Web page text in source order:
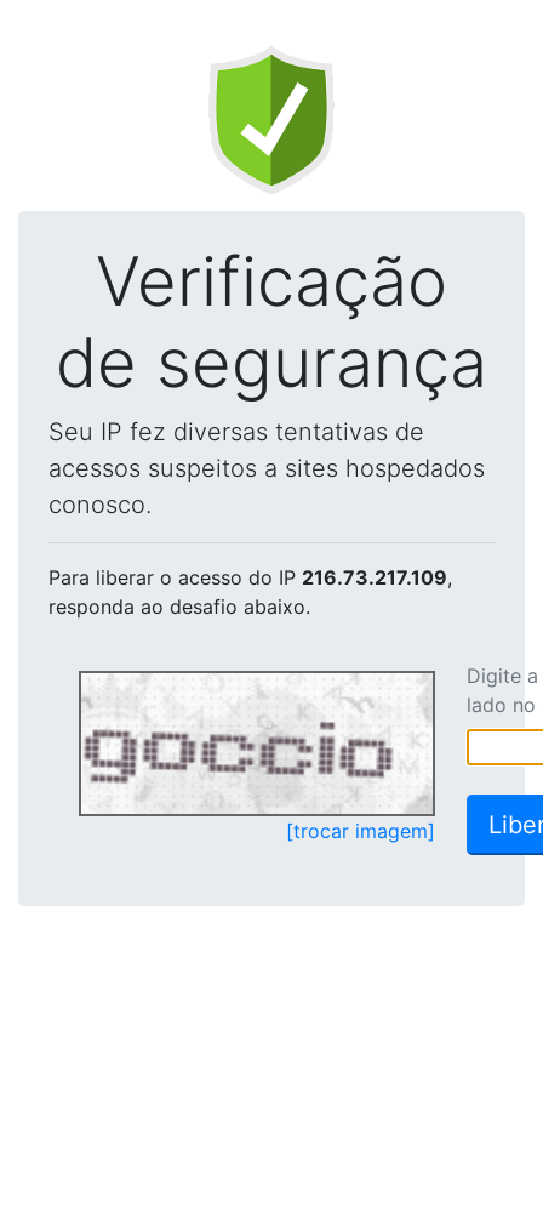
Verificação
de segurança
Seu IP fez diversas tentativas de
acessos suspeitos a sites hospedados
conosco.
Para liberar o acesso do IP 216.73.217.109,
responda ao desafio abaixo.
[trocar imagem]
Digite
lado no